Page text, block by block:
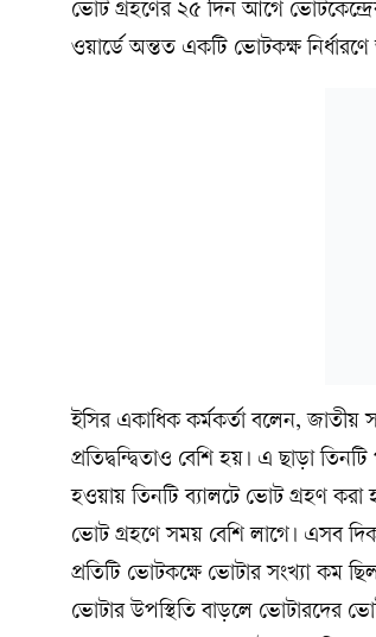
ভোট গ্রহণের ২৫ দিন আগে
ওয়ার্ডে অন্তত একটি ভোটকক্ষ
ইসির একাধিক কর্মকর্তা বলেন, জাতীয়
প্রতিদ্বন্দ্বিতাও বেশি হয়। এ ছাড়া
হওয়ায় তিনটি ব্যালটে ভোট গ্রহণ করা
ভোট গ্রহণে সময় বেশি লাগে। এসব দিক
প্রতিটি ভোটকক্ষে ভোটার সংখ্যা কম
ভোটার উপস্থিতি বাড়লে ভোটারদের